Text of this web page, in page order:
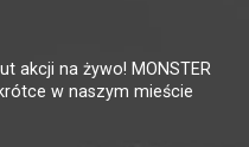
akcji na żywo! MONSTER
w naszym mieście